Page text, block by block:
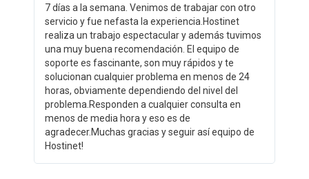
7 días a la semana. Venimos de trabajar con otro
servicio y fue nefasta la experiencia.Hostinet
realiza un trabajo espectacular y además tuvimos
una muy buena recomendación. El equipo de
soporte es fascinante, son muy rápidos y te
solucionan cualquier problema en menos de 24
horas, obviamente dependiendo del nivel del
problema.Responden a cualquier consulta en
menos de media hora y eso es de
agradecer.Muchas gracias y seguir así equipo de
Hostinet!